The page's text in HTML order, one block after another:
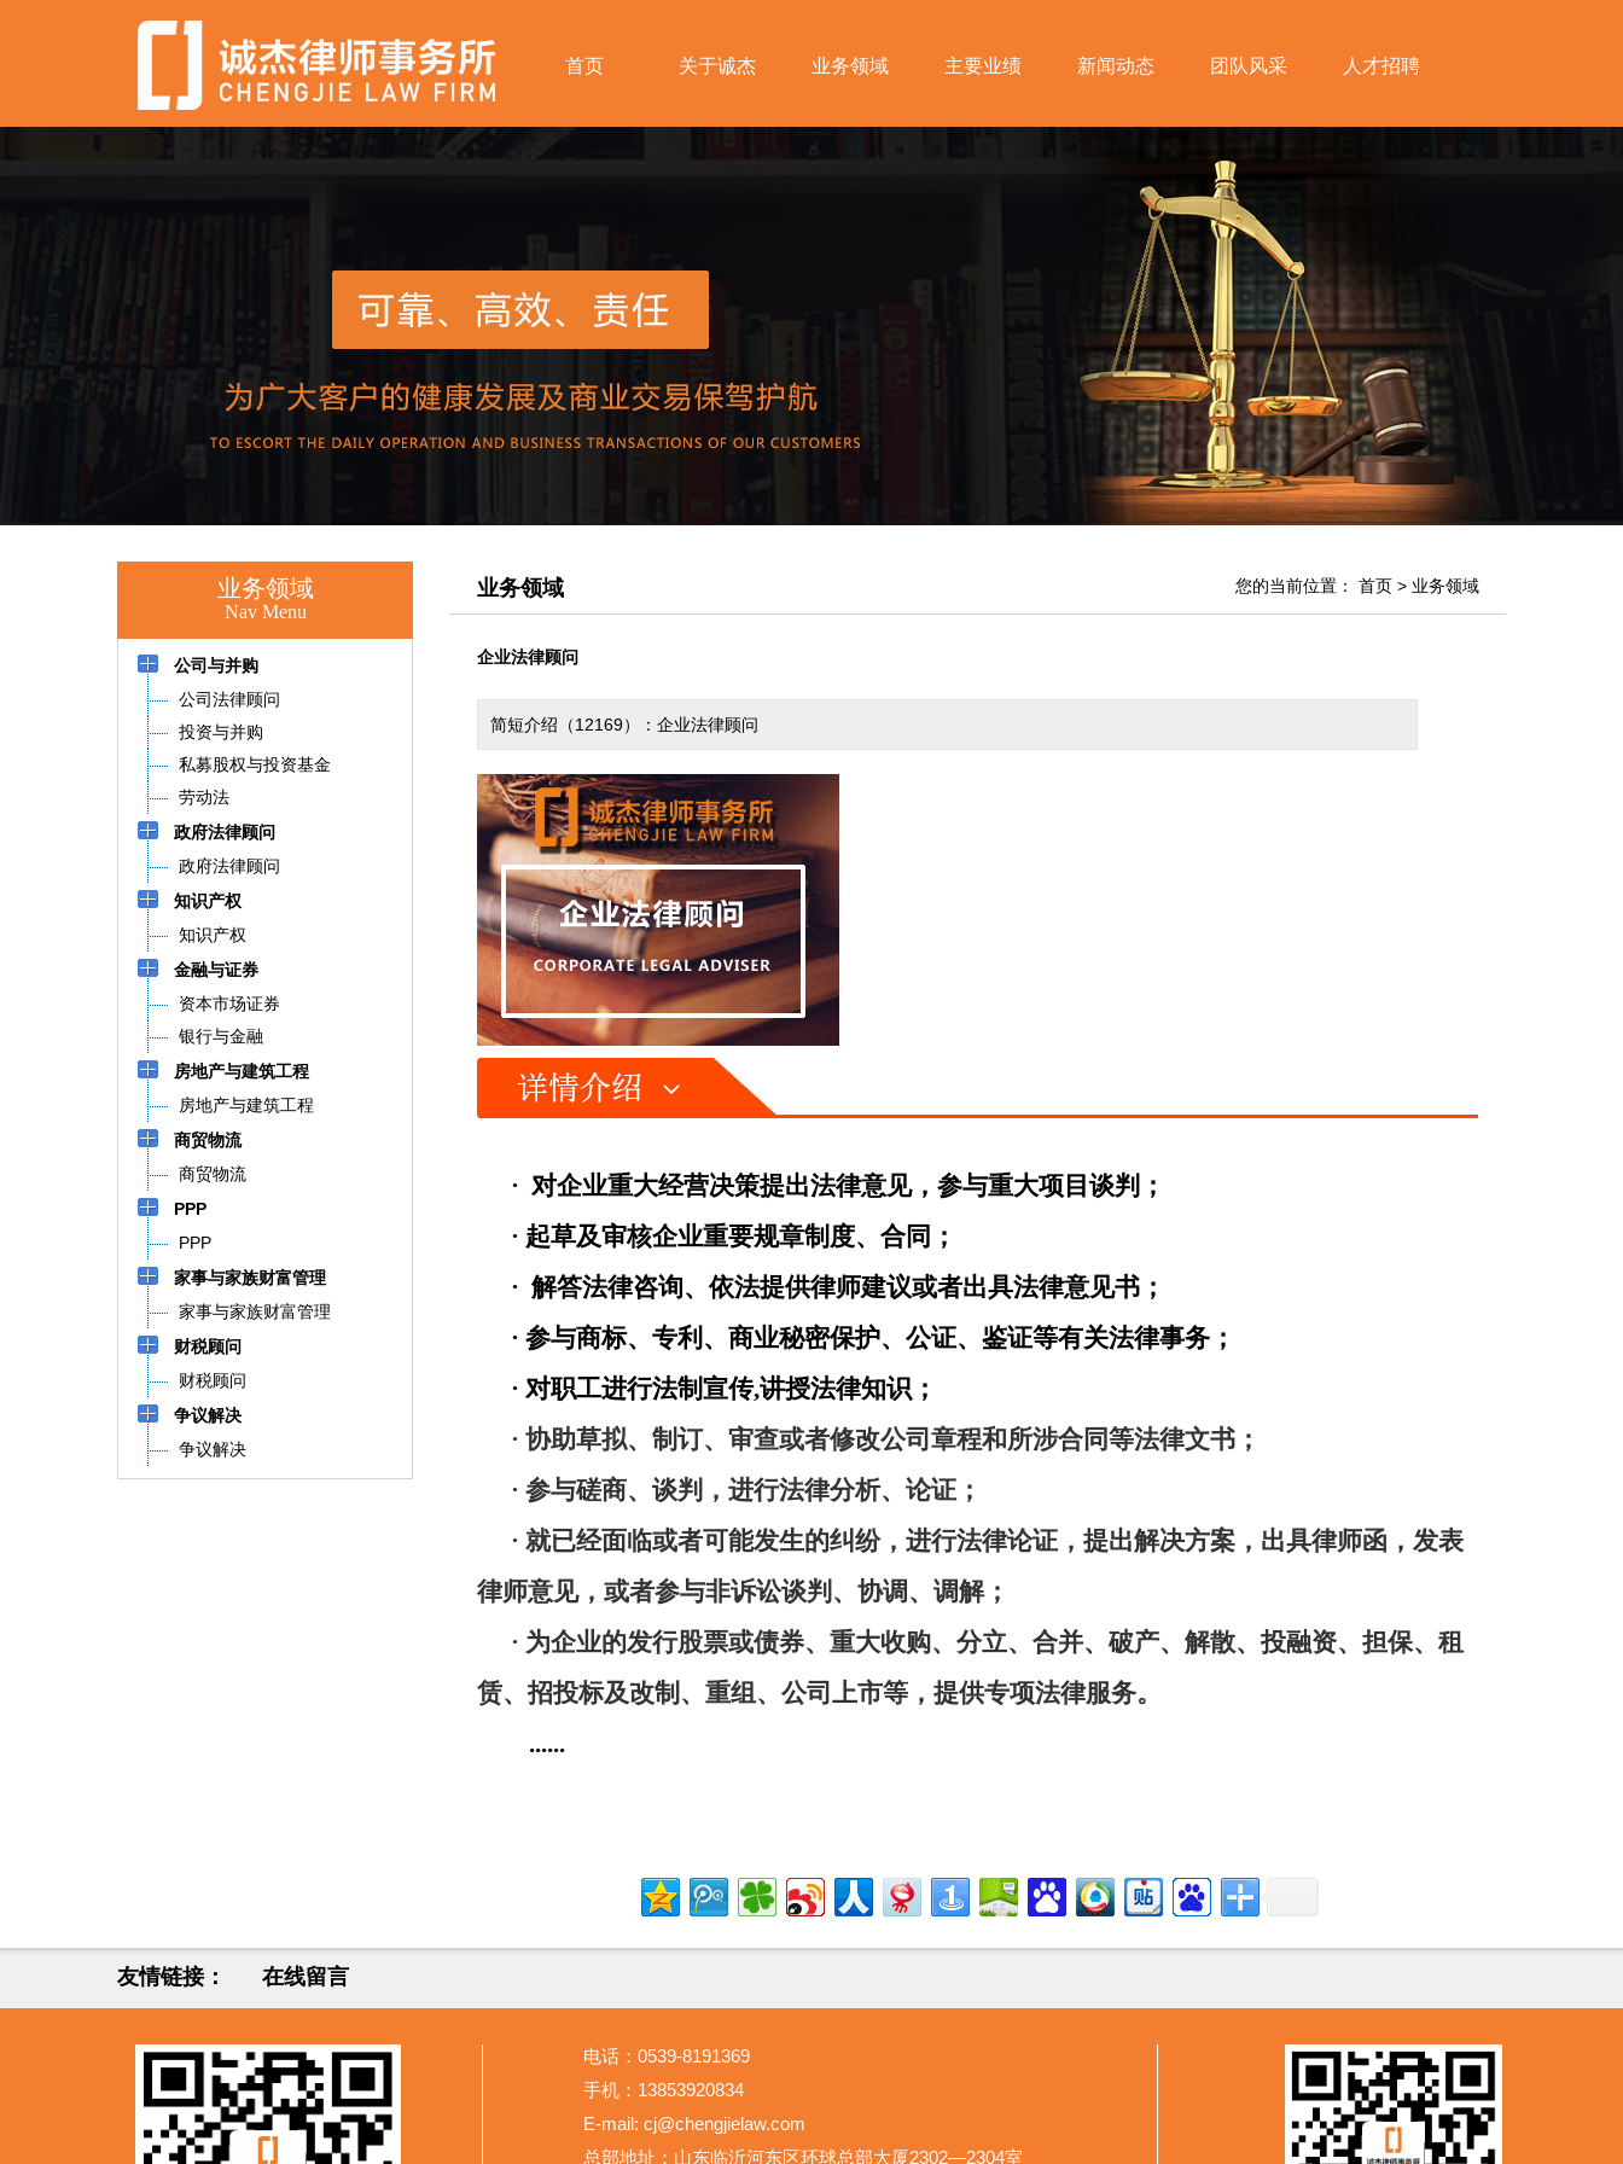
首页 关于诚杰 业务领域 主要业绩 新闻动态 团队风采 人才招聘
业务领域
Nav Menu
公司与并购
公司法律顾问
投资与并购
私募股权与投资基金
劳动法
政府法律顾问
政府法律顾问
知识产权
知识产权
金融与证券
资本市场证券
银行与金融
房地产与建筑工程
房地产与建筑工程
商贸物流
商贸物流
PPP
PPP
家事与家族财富管理
家事与家族财富管理
财税顾问
财税顾问
争议解决
争议解决
您的当前位置： 首页> 业务领域
业务领域
企业法律顾问
简短介绍（12169）：企业法律顾问
· 对企业重大经营决策提出法律意见，参与重大项目谈判；
· 起草及审核企业重要规章制度、合同；
· 解答法律咨询、依法提供律师建议或者出具法律意见书；
· 参与商标、专利、商业秘密保护、公证、鉴证等有关法律事务；
· 对职工进行法制宣传,讲授法律知识；
· 协助草拟、制订、审查或者修改公司章程和所涉合同等法律文书；
· 参与磋商、谈判，进行法律分析、论证；
· 就已经面临或者可能发生的纠纷，进行法律论证，提出解决方案，出具律师函，发表
律师意见，或者参与非诉讼谈判、协调、调解；
· 为企业的发行股票或债券、重大收购、分立、合并、破产、解散、投融资、担保、租
赁、招投标及改制、重组、公司上市等，提供专项法律服务。
......
友情链接： 在线留言
电话：0539-8191369
手机：13853920834
E-mail: cj@chengjielaw.com
总部地址：山东临沂河东区环球总部大厦2302—2304室